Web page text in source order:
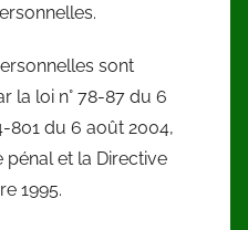
sont
la loi n° 78-87 du 6
801 du 6 août 2004,
pénal et la Directive
1995.